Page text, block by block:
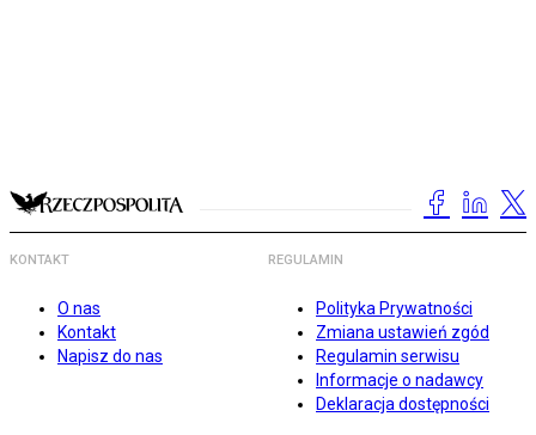
KONTAKT
O nas
Kontakt
Napisz do nas
REGULAMIN
Polityka Prywatności
Zmiana ustawień zgód
Regulamin serwisu
Informacje o nadawcy
Deklaracja dostępności